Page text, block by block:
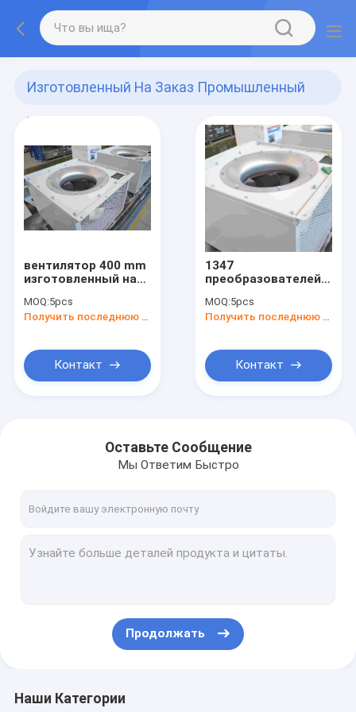
Изготовленный На Заказ Промышленный
Вентилятор
(2)
вентилятор 400 mm
изготовленный на
промышленный с
приложениями для
преобразователей
частоты
MOQ:5pcs
Получить последнюю цену
Контакт
1347
преобразователей
отработанного
вентилятора лезвия
Rpm изготовленных
на заказ
промышленных
MOQ:5pcs
Получить последнюю цену
Контакт
Оставьте Сообщение
Мы Ответим Быстро
Продолжать
Наши Категории